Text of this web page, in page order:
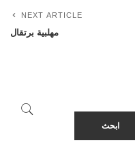
NEXT ARTICLE
مهلبية برتقال
ابحث